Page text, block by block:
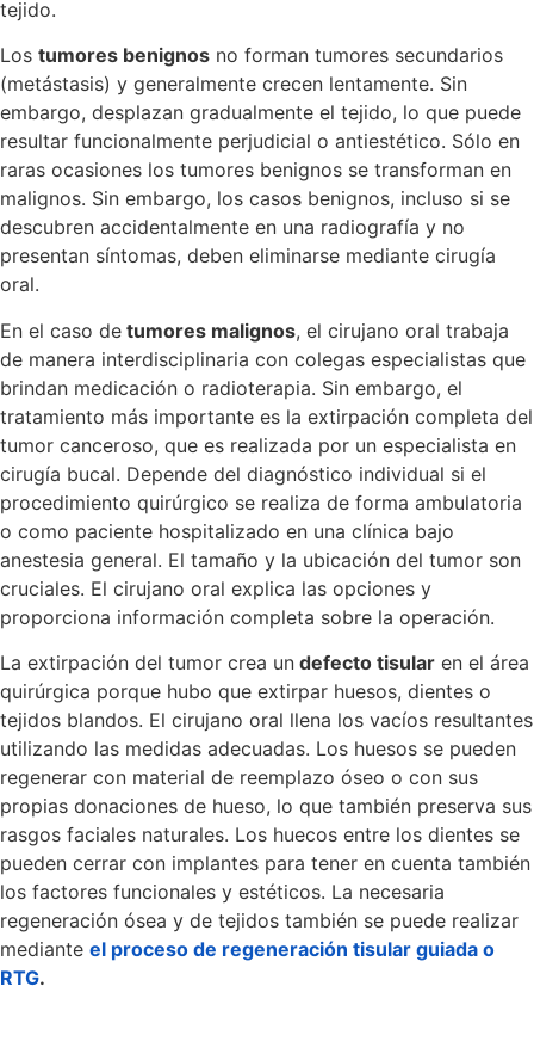
tejido.
Los tumores benignos no forman tumores secundarios
(metástasis) y generalmente crecen lentamente. Sin
embargo, desplazan gradualmente el tejido, lo que puede
resultar funcionalmente perjudicial o antiestético. Sólo en
raras ocasiones los tumores benignos se transforman en
malignos. Sin embargo, los casos benignos, incluso si se
descubren accidentalmente en una radiografía y no
presentan síntomas, deben eliminarse mediante cirugía
oral.
En el caso de tumores malignos, el cirujano oral trabaja
de manera interdisciplinaria con colegas especialistas que
brindan medicación o radioterapia. Sin embargo, el
tratamiento más importante es la extirpación completa del
tumor canceroso, que es realizada por un especialista en
cirugía bucal. Depende del diagnóstico individual si el
procedimiento quirúrgico se realiza de forma ambulatoria
o como paciente hospitalizado en una clínica bajo
anestesia general. El tamaño y la ubicación del tumor son
cruciales. El cirujano oral explica las opciones y
proporciona información completa sobre la operación.
La extirpación del tumor crea un defecto tisular en el área
quirúrgica porque hubo que extirpar huesos, dientes o
tejidos blandos. El cirujano oral llena los vacíos resultantes
utilizando las medidas adecuadas. Los huesos se pueden
regenerar con material de reemplazo óseo o con sus
propias donaciones de hueso, lo que también preserva sus
rasgos faciales naturales. Los huecos entre los dientes se
pueden cerrar con implantes para tener en cuenta también
los factores funcionales y estéticos. La necesaria
regeneración ósea y de tejidos también se puede realizar
mediante el proceso de regeneración tisular guiada o
RTG.